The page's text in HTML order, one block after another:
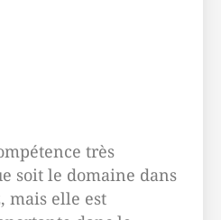
très
soit le domaine dans
mais elle est